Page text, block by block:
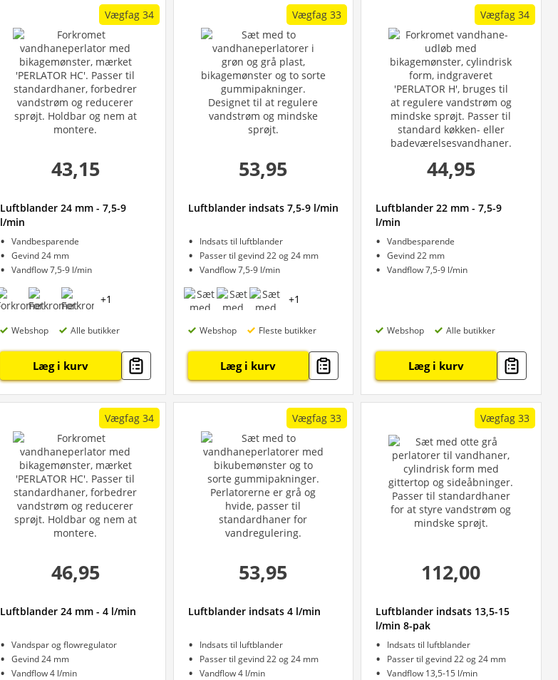
Vægfag 34
43,15
Luftblander 24 mm - 7,5-9
l/min
Vandbesparende
Gevind 24 mm
Vandflow 7,5-9 l/min
+1
Webshop Alle butikker
Læg i kurv
Vægfag 33
53,95
Luftblander indsats 7,5-9 l/min
Indsats til luftblander
Passer til gevind 22 og 24 mm
Vandflow 7,5-9 l/min
+1
Webshop Fleste butikker
Læg i kurv
Vægfag 34
44,95
Luftblander 22 mm - 7,5-9
l/min
Vandbesparende
Gevind 22 mm
Vandflow 7,5-9 l/min
Webshop Alle butikker
Læg i kurv
Vægfag 34
46,95
Luftblander 24 mm - 4 l/min
Vandspar og flowregulator
Gevind 24 mm
Vandflow 4 l/min
Vægfag 33
53,95
Luftblander indsats 4 l/min
Indsats til luftblander
Passer til gevind 22 og 24 mm
Vandflow 4 l/min
Vægfag 33
112,00
Luftblander indsats 13,5-15
l/min 8-pak
Indsats til luftblander
Passer til gevind 22 og 24 mm
Vandflow 13,5-15 l/min